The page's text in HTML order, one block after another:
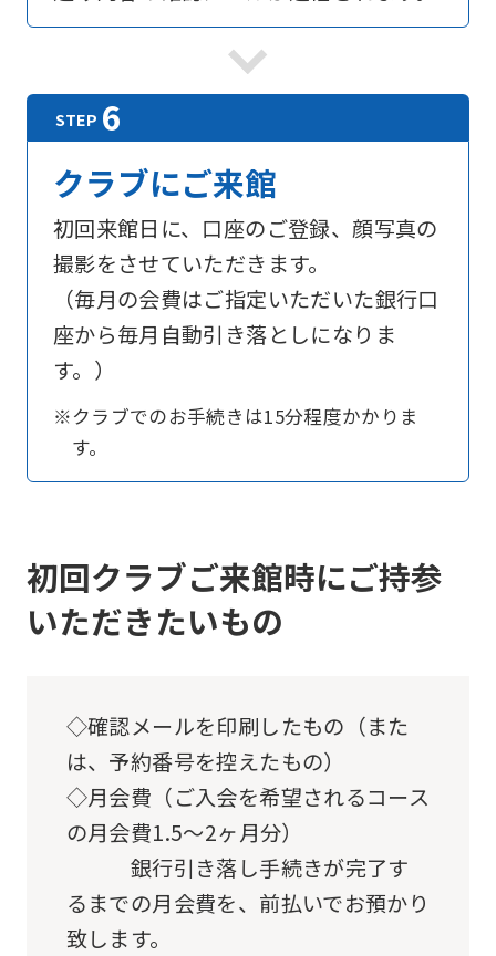
クラブにご来館
初回来館日に、口座のご登録、顔写真の
撮影をさせていただきます。
（毎月の会費はご指定いただいた銀行口
座から毎月自動引き落としになりま
す。）
※クラブでのお手続きは15分程度かかりま
す。
初回クラブご来館時にご持参
いただきたいもの
◇確認メールを印刷したもの（また
は、予約番号を控えたもの）
◇月会費（ご入会を希望されるコース
の月会費1.5～2ヶ月分）
銀行引き落し手続きが完了す
るまでの月会費を、前払いでお預かり
致します。
top
page.
However,
you
use
an
automatic
translation
service,
Japanese
of
will
be
so
it
may
not
be
an